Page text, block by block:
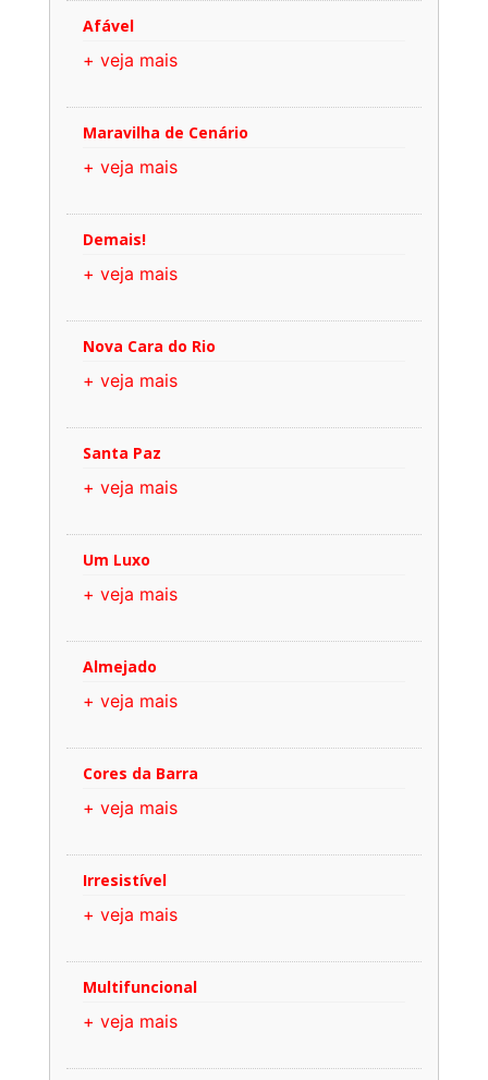
Afável
+ veja mais
Maravilha de Cenário
+ veja mais
Demais!
+ veja mais
Nova Cara do Rio
+ veja mais
Santa Paz
+ veja mais
Um Luxo
+ veja mais
Almejado
+ veja mais
Cores da Barra
+ veja mais
Irresistível
+ veja mais
Multifuncional
+ veja mais